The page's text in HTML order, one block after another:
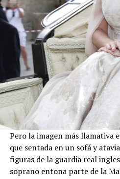
Pero la imagen más llamativa
que sentada en un sofá y
figuras de la guardia real
soprano entona parte de la